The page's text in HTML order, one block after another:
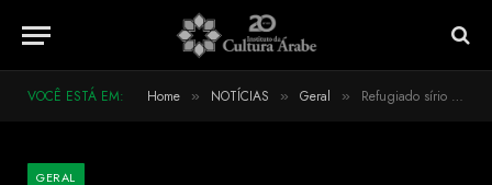
VOCÊ ESTÁ EM: Home » NOTÍCIAS » Geral » Refugiado sírio carrega nesta terça-feira a Tocha Olímpica em Atenas
GERAL